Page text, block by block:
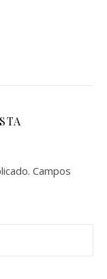
Campos